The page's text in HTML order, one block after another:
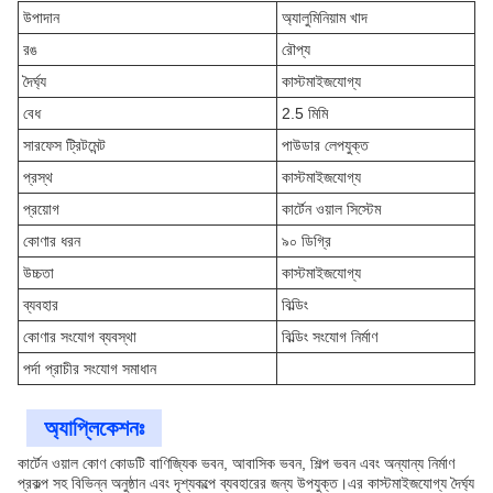
উপাদান
অ্যালুমিনিয়াম খাদ
রঙ
রৌপ্য
দৈর্ঘ্য
কাস্টমাইজযোগ্য
বেধ
2.5 মিমি
সারফেস ট্রিটমেন্ট
পাউডার লেপযুক্ত
প্রস্থ
কাস্টমাইজযোগ্য
প্রয়োগ
কার্টেন ওয়াল সিস্টেম
কোণার ধরন
৯০ ডিগ্রি
উচ্চতা
কাস্টমাইজযোগ্য
ব্যবহার
বিল্ডিং
কোণার সংযোগ ব্যবস্থা
বিল্ডিং সংযোগ নির্মাণ
পর্দা প্রাচীর সংযোগ সমাধান
অ্যাপ্লিকেশনঃ
কার্টেন ওয়াল কোণ কোডটি বাণিজ্যিক ভবন, আবাসিক ভবন, শিল্প ভবন এবং অন্যান্য নির্মাণ
প্রকল্প সহ বিভিন্ন অনুষ্ঠান এবং দৃশ্যকল্পে ব্যবহারের জন্য উপযুক্ত।এর কাস্টমাইজযোগ্য দৈর্ঘ্য